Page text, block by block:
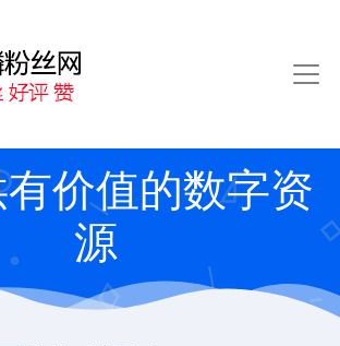
有价值的数字资
源